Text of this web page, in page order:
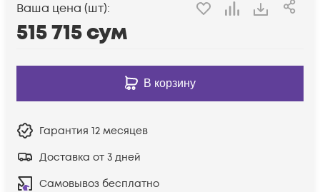
Ваша цена (шт):
515 715сум
В корзину
Гарантия 12 месяцев
Доставка от 3 дней
Самовывоз бесплатно